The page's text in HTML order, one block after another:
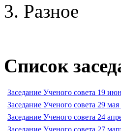
Разное
Список
Заседание Ученого совета 19
Заседание Ученого совета 29 мая
Заседание Ученого совета 24
Заседание Ученого совета 27